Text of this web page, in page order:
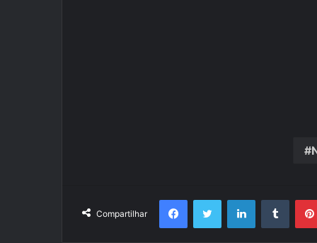
Compartilhar
FacebookTwitter Linkedin